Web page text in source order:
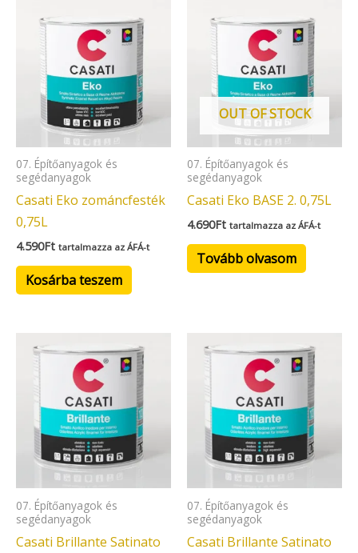
07. Építőanyagok és
segédanyagok
Casati Eko zománcfesték
0,75L
4.590Ft tartalmazza az ÁFÁ-t
Kosárba teszem
OUT OF STOCK
07. Építőanyagok és
segédanyagok
Casati Eko BASE 2. 0,75L
4.690Ft tartalmazza az ÁFÁ-t
Tovább olvasom
07. Építőanyagok és
segédanyagok
Casati Brillante Satinato
07. Építőanyagok és
segédanyagok
Casati Brillante Satinato